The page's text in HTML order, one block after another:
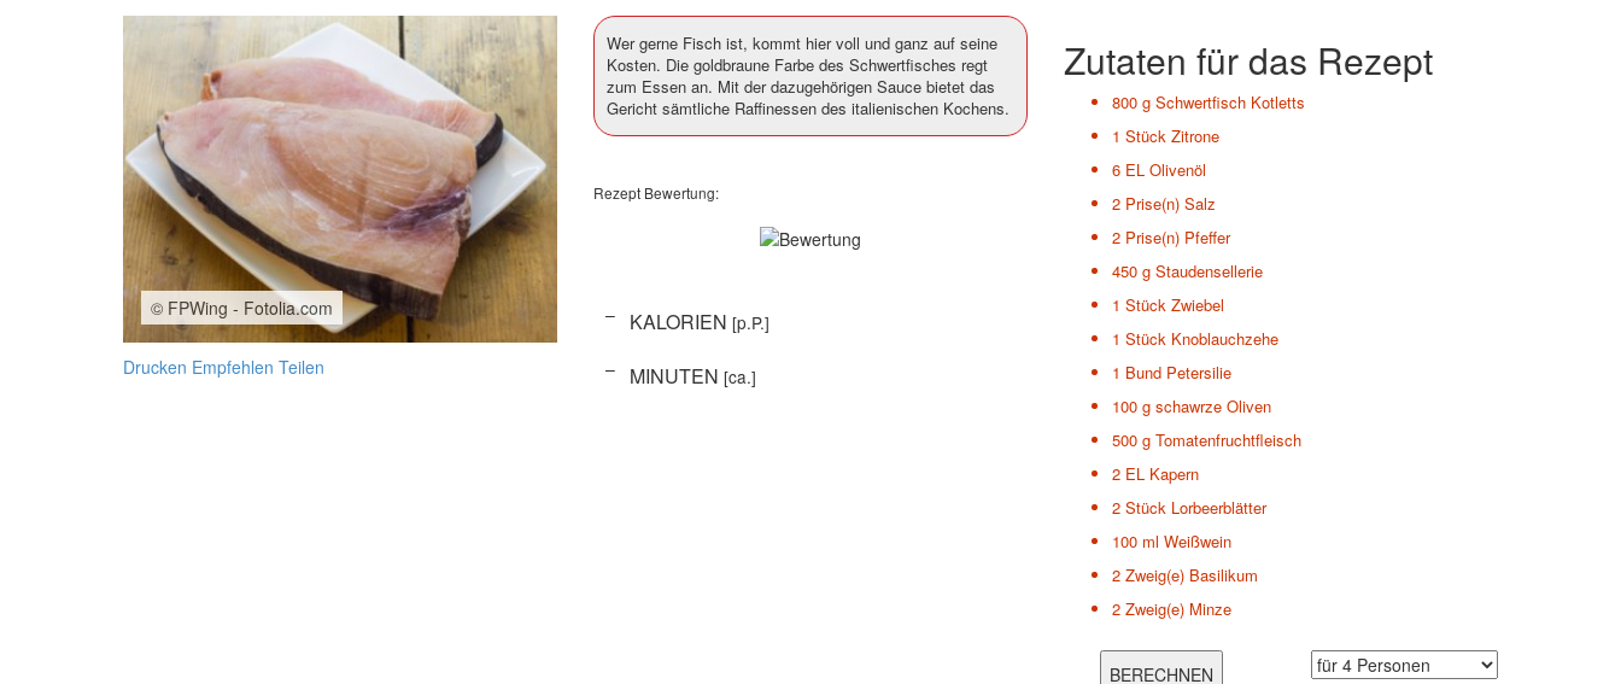
© FPWing - Fotolia.com
Drucken Empfehlen Teilen
Wer gerne Fisch ist, kommt hier voll und ganz auf seine
Kosten. Die goldbraune Farbe des Schwertfisches regt
zum Essen an. Mit der dazugehörigen Sauce bietet das
Gericht sämtliche Raffinessen des italienischen Kochens.
Rezept Bewertung:
– KALORIEN [p.P.]
–
MINUTEN [ca.]
Zutaten für das Rezept
800 g Schwertfisch Kotletts
1 Stück Zitrone
6 EL Olivenöl
2 Prise(n) Salz
2 Prise(n) Pfeffer
450 g Staudensellerie
1 Stück Zwiebel
1 Stück Knoblauchzehe
1 Bund Petersilie
100 g schawrze Oliven
500 g Tomatenfruchtfleisch
2 EL Kapern
2 Stück Lorbeerblätter
100 ml Weißwein
2 Zweig(e) Basilikum
2 Zweig(e) Minze